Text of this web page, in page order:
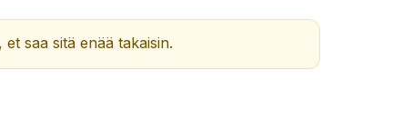
saa sitä enää takaisin.